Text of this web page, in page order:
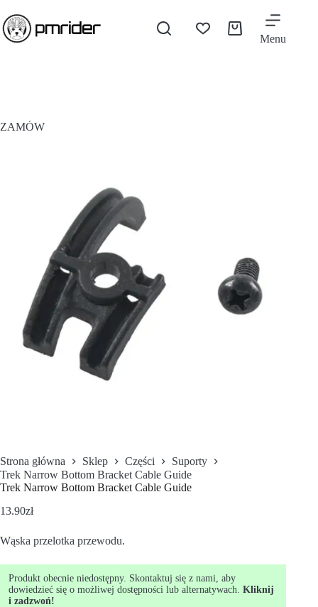
Menu
ZAMÓW
Strona główna Sklep Części
Suporty
Trek Narrow Bottom Bracket Cable Guide
Trek Narrow Bottom Bracket Cable Guide
13.90zł
Wąska przelotka przewodu.
Produkt obecnie niedostępny. Skontaktuj się z nami, aby
dowiedzieć się o możliwej dostępności lub alternatywach. Kliknij
i zadzwoń!